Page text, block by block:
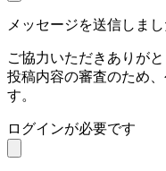
メッセージを送信しまし
ご協力いただきありがと
投稿内容の審査のため
す。
ログインが必要です